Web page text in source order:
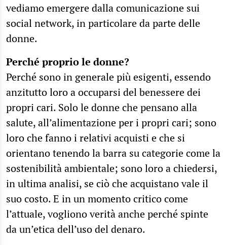
vediamo emergere dalla comunicazione sui
social network, in particolare da parte delle
donne.
Perché proprio le donne?
Perché sono in generale più esigenti, essendo
anzitutto loro a occuparsi del benessere dei
propri cari. Solo le donne che pensano alla
salute, all’alimentazione per i propri cari; sono
loro che fanno i relativi acquisti e che si
orientano tenendo la barra su categorie come la
sostenibilità ambientale; sono loro a chiedersi,
in ultima analisi, se ciò che acquistano vale il
suo costo. E in un momento critico come
l’attuale, vogliono verità anche perché spinte
da un’etica dell’uso del denaro.